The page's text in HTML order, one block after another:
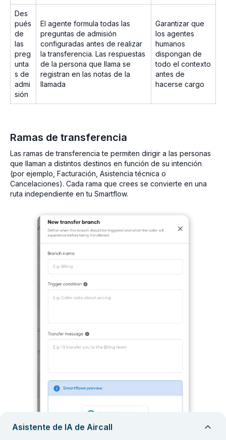
Des
pués
de
las
preg
unta
s de
admi
sión
El agente formula todas las
preguntas de admisión
configuradas antes de realizar
la transferencia. Las respuestas
de la persona que llama se
registran en las notas de la
llamada
Garantizar que
los agentes
humanos
dispongan de
todo el contexto
antes de
hacerse cargo
Ramas de transferencia
Las ramas de transferencia te permiten dirigir a las personas
que llaman a distintos destinos en función de su intención
(por ejemplo, Facturación, Asistencia técnica o
Cancelaciones). Cada rama que crees se convierte en una
ruta independiente en tu Smartflow.
Asistente de IA de Aircall